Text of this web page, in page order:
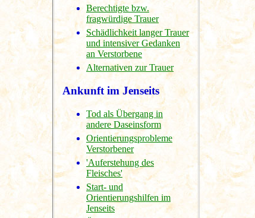
Berechtigte bzw.
fragwürdige Trauer
Schädlichkeit langer Trauer
und intensiver Gedanken
an Verstorbene
Alternativen zur Trauer
Ankunft im Jenseits
Tod als Übergang in
andere Daseinsform
Orientierungsprobleme
Verstorbener
'Auferstehung des
Fleisches'
Start- und
Orientierungshilfen im
Jenseits